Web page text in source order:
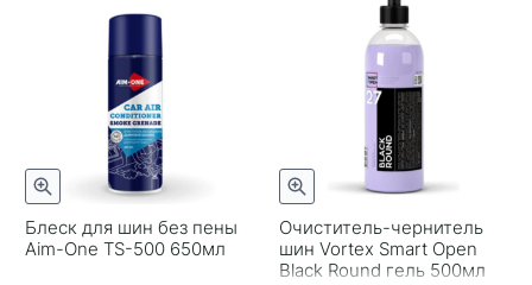
Блеск для шин без пены
Aim-One TS-500 650мл
Очиститель-чернитель
шин Vortex Smart Open
Black Round гель 500мл
Быстрый просмотр
-